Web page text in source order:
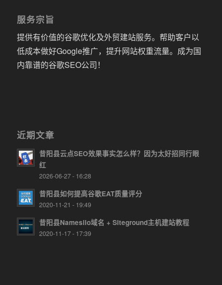
服务宗旨
提供有价值的谷歌优化及外贸建站服务。帮助客户以
低成本做好Google推广，提升网站权重流量。成为国
内靠谱的谷歌SEO公司！
近期文章
昔阳县云点SEO效果事实怎么样？因为太好招同行眼
红
2026-06-27 - 16:28
昔阳县如何提高谷歌EAT质量评分
2020-11-21 - 19:49
昔阳县Namesilo域名 + Siteground主机建站教程
2020-11-17 - 17:39